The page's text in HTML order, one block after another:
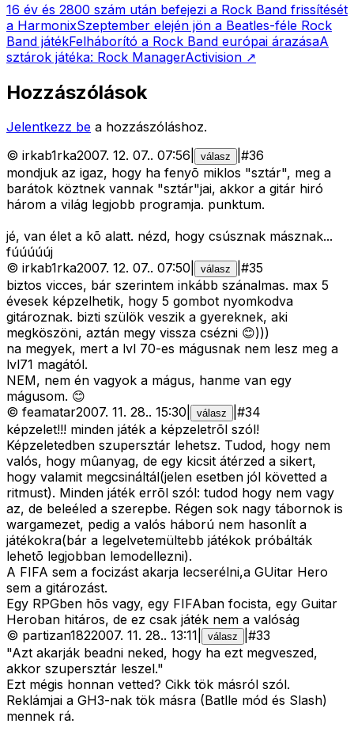
16 év és 2800 szám után befejezi a Rock Band frissítését
a HarmonixSzeptember elején jön a Beatles-féle Rock
Band játékFelháborító a Rock Band európai árazásaA
sztárok játéka: Rock ManagerActivision ↗
Hozzászólások
Jelentkezz be a hozzászóláshoz.
© irkab1rka2007. 12. 07.. 07:56 válasz #36
mondjuk az igaz, hogy ha fenyõ miklos "sztár", meg a
barátok köztnek vannak "sztár"jai, akkor a gitár hiró
három a világ legjobb programja. punktum.
jé, van élet a kõ alatt. nézd, hogy csúsznak másznak...
fúúúúúj
© irkab1rka2007. 12. 07.. 07:50 válasz #35
biztos vicces, bár szerintem inkább szánalmas. max 5
évesek képzelhetik, hogy 5 gombot nyomkodva
gitároznak. bizti szülök veszik a gyereknek, aki
megköszöni, aztán megy vissza csézni 😊)))
na megyek, mert a lvl 70-es mágusnak nem lesz meg a
lvl71 magától.
NEM, nem én vagyok a mágus, hanme van egy
mágusom. 😊
© feamatar2007. 11. 28.. 15:30 válasz #34
képzelet!!! minden játék a képzeletrõl szól!
Képzeletedben szupersztár lehetsz. Tudod, hogy nem
valós, hogy mûanyag, de egy kicsit átérzed a sikert,
hogy valamit megcsináltál(jelen esetben jól követted a
ritmust). Minden játék errõl szól: tudod hogy nem vagy
az, de beleéled a szerepbe. Régen sok nagy tábornok is
wargamezet, pedig a valós háború nem hasonlít a
játékokra(bár a legelvetemültebb játékok próbálták
lehetõ legjobban lemodellezni).
A FIFA sem a focizást akarja lecserélni,a GUitar Hero
sem a gitározást.
Egy RPGben hõs vagy, egy FIFAban focista, egy Guitar
Heroban hitáros, de ez csak játék nem a valóság
© partizan1822007. 11. 28.. 13:11 válasz #33
"Azt akarják beadni neked, hogy ha ezt megveszed,
akkor szupersztár leszel."
Ezt mégis honnan vetted? Cikk tök másról szól.
Reklámjai a GH3-nak tök másra (Batlle mód és Slash)
mennek rá.